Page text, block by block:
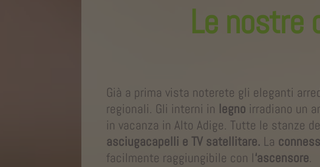
Le nostre
Già a prima vista noterete gli eleganti
regionali. Gli interni in legno irradiano un
in vacanza in Alto Adige. Tutte le stanze
asciugacapelli e TV satellitare. La
facilmente raggiungibile con l‘ascensore.